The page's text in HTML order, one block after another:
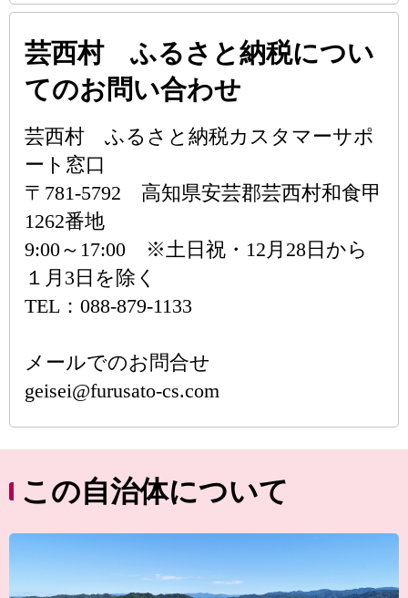
芸西村 ふるさと納税につい
てのお問い合わせ
芸西村 ふるさと納税カスタマーサポ
ート窓口
〒781-5792 高知県安芸郡芸西村和食甲
1262番地
9:00～17:00 ※土日祝・12月28日から
１月3日を除く
TEL：088-879-1133
メールでのお問合せ
geisei@furusato-cs.com
この自治体について